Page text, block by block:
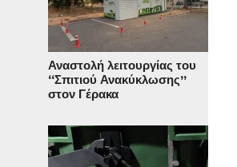
Αναστολή λειτουργίας του
“Σπιτιού Ανακύκλωσης”
στον Γέρακα